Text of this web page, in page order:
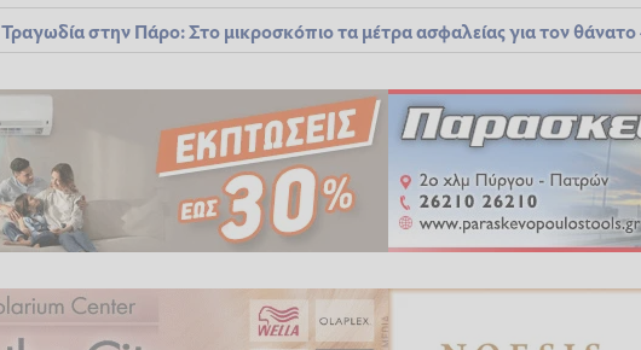
Τραγωδία στην Πάρο: Στο μικροσκόπιο τα μέτρα ασφαλείας για τον